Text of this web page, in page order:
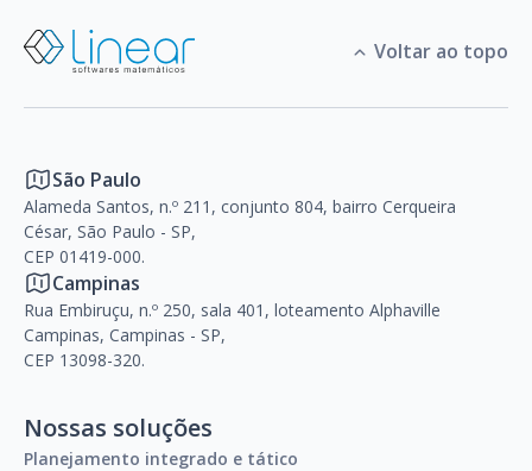
Voltar ao topo
São Paulo
Alameda Santos, n.º 211, conjunto 804, bairro Cerqueira
César, São Paulo - SP,
CEP 01419-000.
Campinas
Rua Embiruçu, n.º 250, sala 401, loteamento Alphaville
Campinas, Campinas - SP,
CEP 13098-320.
Nossas soluções
Planejamento integrado e tático